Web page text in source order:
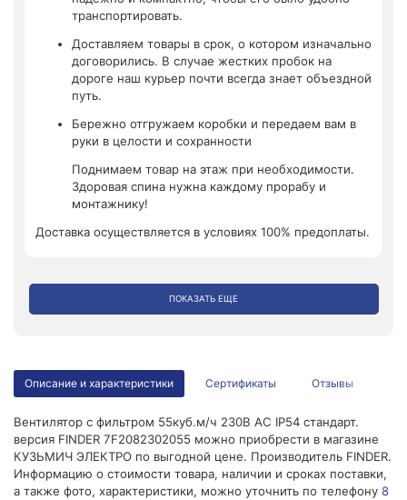
транспортировать.
Доставляем товары в срок, о котором изначально
договорились. В случае жестких пробок на
дороге наш курьер почти всегда знает объездной
путь.
Бережно отгружаем коробки и передаем вам в
руки в целости и сохранности
Поднимаем товар на этаж при необходимости.
Здоровая спина нужна каждому прорабу и
монтажнику!
Доставка осуществляется в условиях 100% предоплаты.
ПОКАЗАТЬ ЕЩЕ
Описание и характеристики Сертификаты Отзывы
Вентилятор с фильтром 55куб.м/ч 230В AC IP54 стандарт.
версия FINDER 7F2082302055 можно приобрести в магазине
КУЗЬМИЧ ЭЛЕКТРО по выгодной цене. Производитель FINDER.
Информацию о стоимости товара, наличии и сроках поставки,
а также фото, характеристики, можно уточнить по телефону 8